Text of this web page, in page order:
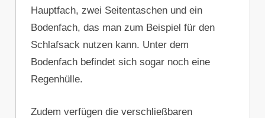
Hauptfach, zwei Seitentaschen und ein
Bodenfach, das man zum Beispiel für den
Schlafsack nutzen kann. Unter dem
Bodenfach befindet sich sogar noch eine
Regenhülle.
Zudem verfügen die verschließbaren